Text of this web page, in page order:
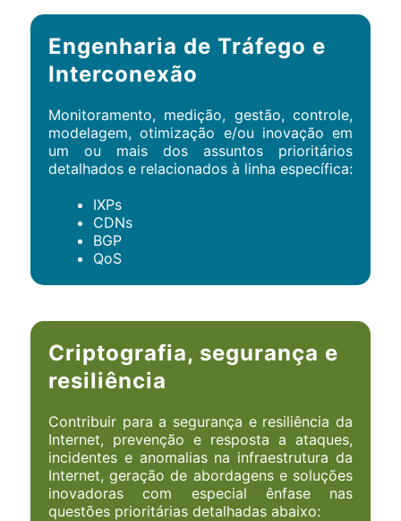
Engenharia de Tráfego e
Interconexão
Monitoramento, medição, gestão, controle,
modelagem, otimização e/ou inovação em
um ou mais dos assuntos prioritários
detalhados e relacionados à linha específica:
IXPs
CDNs
BGP
QoS
Criptografia, segurança e
resiliência
Contribuir para a segurança e resiliência da
Internet, prevenção e resposta a ataques,
incidentes e anomalias na infraestrutura da
Internet, geração de abordagens e soluções
inovadoras com especial ênfase nas
questões prioritárias detalhadas abaixo: